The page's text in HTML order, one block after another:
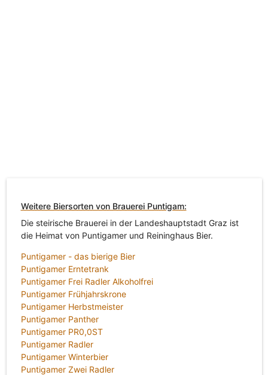
Weitere Biersorten von Brauerei Puntigam:
Die steirische Brauerei in der Landeshauptstadt Graz ist
die Heimat von Puntigamer und Reininghaus Bier.
Puntigamer - das bierige Bier
Puntigamer Erntetrank
Puntigamer Frei Radler Alkoholfrei
Puntigamer Frühjahrskrone
Puntigamer Herbstmeister
Puntigamer Panther
Puntigamer PR0,0ST
Puntigamer Radler
Puntigamer Winterbier
Puntigamer Zwei Radler